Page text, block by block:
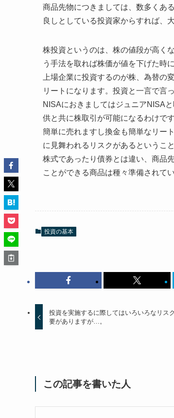
商品先物につきましては、数多くあ
良しとしている投資家からすれば、
株投資というのは、株の値段が高く
う手法を取れば株価が値を下げた時
上場企業に投資するのが株、為替
リートになります。投資と一言で言
NISAにおきましてはジュニアNISA
供と共に株取引が可能になるわけです
簡単に売れますし換金も簡単なリー
に見舞われるリスクがあるというこ
株式であったり債券とは違い、商品
ことができる商品は種々準備されて
投資の基本
投資を実施するに際してはいろいろなリス
要がありますが…。
この記事を書いた人